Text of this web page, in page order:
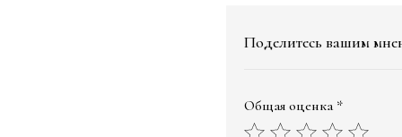
Поделитесь вашим
Общая оценка *